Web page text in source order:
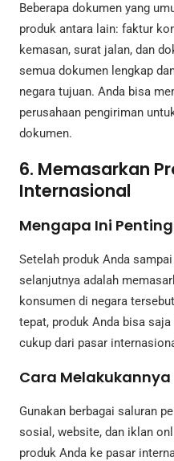
Beberapa dokumen yang
produk antara lain: faktur
kemasan, surat jalan, dan
semua dokumen lengkap
negara tujuan. Anda bisa
perusahaan pengiriman
dokumen.
6. Memasarkan
Internasional
Mengapa Ini
Setelah produk Anda
selanjutnya adalah
konsumen di negara
tepat, produk Anda bisa
cukup dari pasar
Cara Melakukannya
Gunakan berbagai saluran
sosial, website, dan iklan
produk Anda ke pasar